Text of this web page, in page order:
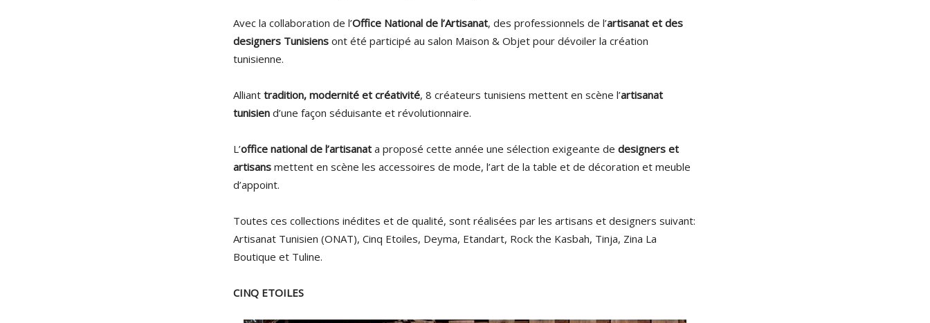
Avec la collaboration de l’Office National de l’Artisanat, des professionnels de l’artisanat et des
designers Tunisiens ont été participé au salon Maison & Objet pour dévoiler la création
tunisienne.
Alliant tradition, modernité et créativité, 8 créateurs tunisiens mettent en scène l’artisanat
tunisien d’une façon séduisante et révolutionnaire.
L’office national de l’artisanat a proposé cette année une sélection exigeante de designers et
artisans mettent en scène les accessoires de mode, l’art de la table et de décoration et meuble
d’appoint.
Toutes ces collections inédites et de qualité, sont réalisées par les artisans et designers suivant:
Artisanat Tunisien (ONAT), Cinq Etoiles, Deyma, Etandart, Rock the Kasbah, Tinja, Zina La
Boutique et Tuline.
CINQ ETOILES